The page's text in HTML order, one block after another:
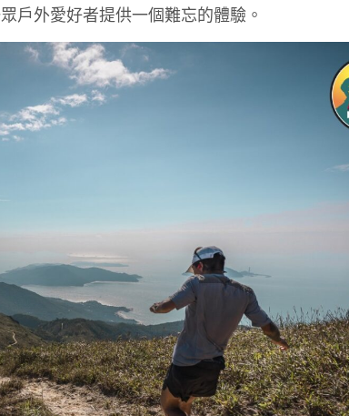
戶外愛好者提供一個難忘的體驗 。